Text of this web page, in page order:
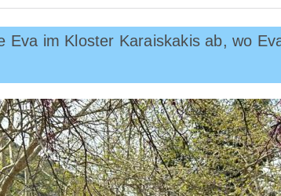
Eva im Kloster Karaiskakis ab, wo